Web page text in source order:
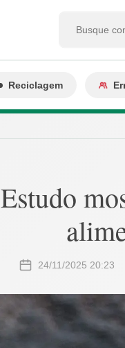
Reciclagem
Estudo
24/11/2025 20:23